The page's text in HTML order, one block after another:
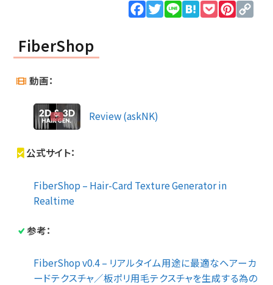
Facebook
Twitter
Line HatenaPocket
FiberShop
動画：
Review (askNK)
公式サイト：
FiberShop – Hair-Card Texture Generator in
Realtime
参考：
FiberShop v0.4 – リアルタイム用途に最適なヘアーカ
ードテクスチャ／板ポリ用毛テクスチャを生成する為の